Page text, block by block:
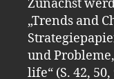
Zunächst
„Trends and
und
life“ (S. 42,